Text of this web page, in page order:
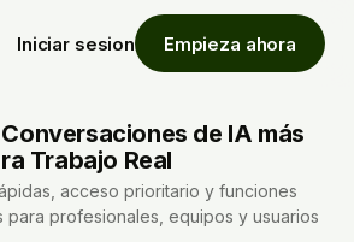
Iniciar sesion Empieza ahora
de IA más
Trabajo Real
acceso prioritario y funciones
para profesionales, equipos y usuarios